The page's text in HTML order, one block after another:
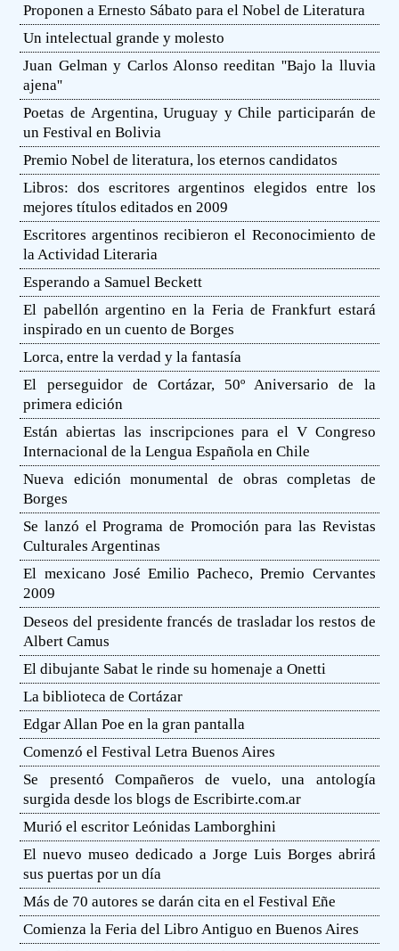
Proponen a Ernesto Sábato para el Nobel de Literatura
Un intelectual grande y molesto
Juan Gelman y Carlos Alonso reeditan ''Bajo la lluvia
ajena''
Poetas de Argentina, Uruguay y Chile participarán de
un Festival en Bolivia
Premio Nobel de literatura, los eternos candidatos
Libros: dos escritores argentinos elegidos entre los
mejores títulos editados en 2009
Escritores argentinos recibieron el Reconocimiento de
la Actividad Literaria
Esperando a Samuel Beckett
El pabellón argentino en la Feria de Frankfurt estará
inspirado en un cuento de Borges
Lorca, entre la verdad y la fantasía
El perseguidor de Cortázar, 50º Aniversario de la
primera edición
Están abiertas las inscripciones para el V Congreso
Internacional de la Lengua Española en Chile
Nueva edición monumental de obras completas de
Borges
Se lanzó el Programa de Promoción para las Revistas
Culturales Argentinas
El mexicano José Emilio Pacheco, Premio Cervantes
2009
Deseos del presidente francés de trasladar los restos de
Albert Camus
El dibujante Sabat le rinde su homenaje a Onetti
La biblioteca de Cortázar
Edgar Allan Poe en la gran pantalla
Comenzó el Festival Letra Buenos Aires
Se presentó Compañeros de vuelo, una antología
surgida desde los blogs de Escribirte.com.ar
Murió el escritor Leónidas Lamborghini
El nuevo museo dedicado a Jorge Luis Borges abrirá
sus puertas por un día
Más de 70 autores se darán cita en el Festival Eñe
Comienza la Feria del Libro Antiguo en Buenos Aires